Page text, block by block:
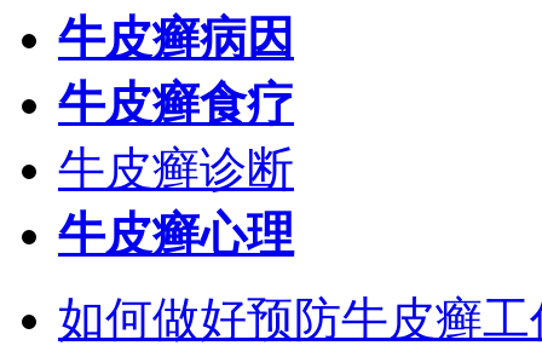
牛皮癣病因
牛皮癣食疗
牛皮癣诊断
牛皮癣心理
如何做好预防牛皮癣工